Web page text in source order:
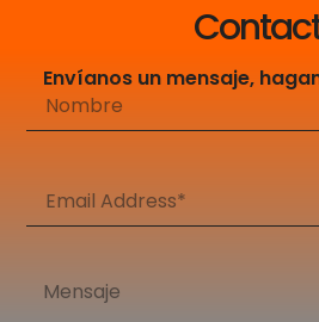
Envíanos un mensaje,